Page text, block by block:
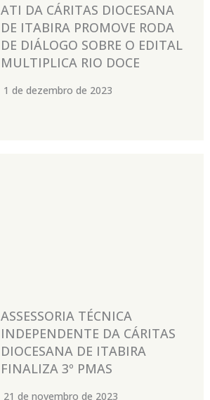
ATI DA CÁRITAS DIOCESANA
DE ITABIRA PROMOVE RODA
DE DIÁLOGO SOBRE O EDITAL
MULTIPLICA RIO DOCE
1 de dezembro de 2023
ASSESSORIA TÉCNICA
INDEPENDENTE DA CÁRITAS
DIOCESANA DE ITABIRA
FINALIZA 3º PMAS
21 de novembro de 2023